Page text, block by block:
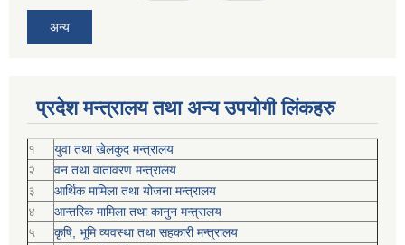
अन्य
प्रदेश मन्त्रालय तथा अन्य उपयोगी लिंकहरु
१
युवा तथा खेलकुद मन्त्रालय
२
वन तथा वातावरण मन्त्रालय
३
आर्थिक मामिला तथा योजना मन्त्रालय
४
आन्तरिक मामिला तथा कानुन मन्त्रालय
५
कृषि, भूमि व्यवस्था तथा सहकारी मन्त्रालय